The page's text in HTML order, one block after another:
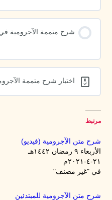
شرح متممة الآجرومية في
اختبار شرح متممة
مرتبط
شرح متن الآجرومية (فيديو)
الأربعاء ۹ رمضان ۱٤٤۲هـ
۲۱-٤-۲۰۲۱م
في "غير مصنف"
شرح متن الآجرومية للمبتدئين